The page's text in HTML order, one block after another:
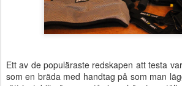
Ett av de populäraste redskapen att testa var
som en bräda med handtag på som man